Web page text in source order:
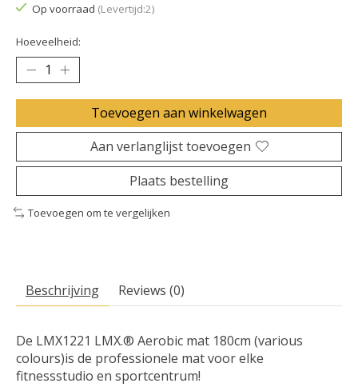
Op voorraad (Levertijd:2)
Hoeveelheid:
Toevoegen aan winkelwagen
Aan verlanglijst toevoegen
Plaats bestelling
Toevoegen om te vergelijken
Beschrijving Reviews (0)
De LMX1221 LMX.® Aerobic mat 180cm (various
colours)is de professionele mat voor elke
fitnessstudio en sportcentrum!